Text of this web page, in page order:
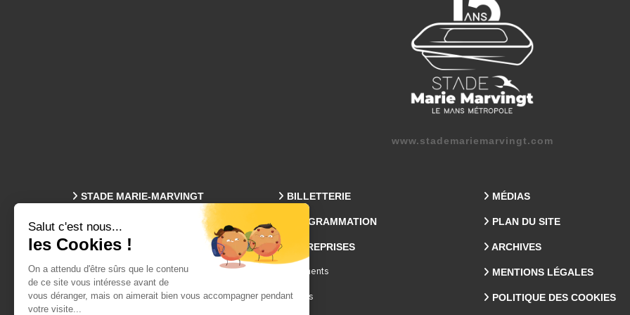
www.stademariemarvingt.com
STADE MARIE-MARVINGT
Accès & Parkings
Visites
Infos Pratiques
BILLETTERIE
PROGRAMMATION
ENTREPRISES
Événements
Espaces
MÉDIAS
PLAN DU SITE
ARCHIVES
MENTIONS LÉGALES
POLITIQUE DES COOKIES